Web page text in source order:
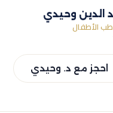
الدين وحيدي
الأطفال
احجز مع د. وحيدي